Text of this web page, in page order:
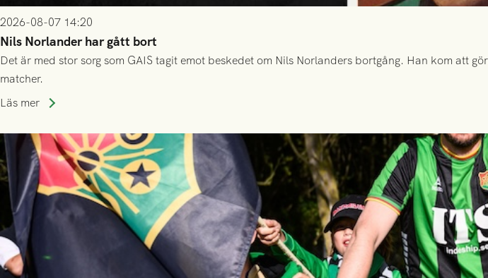
2026-08-07 14:20
Nils Norlander har gått bort
Det är med stor sorg som GAIS tagit emot beskedet om Nils Norlanders bortgång. Han kom att
matcher.
Läs mer